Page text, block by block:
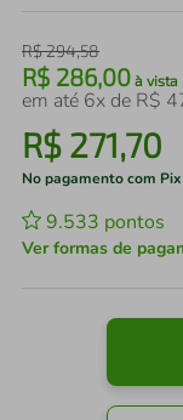
R$294,58
R$ 286,00 à vista
em até 6x de R$
R$ 271,70
No pagamento com Pix
9.533 pontos
Ver formas de